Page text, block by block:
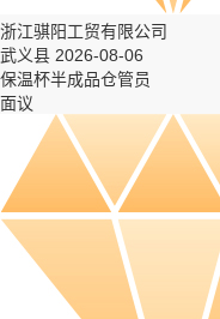
浙江骐阳工贸有限公司
武义县 2026-08-06
保温杯半成品仓管员
面议